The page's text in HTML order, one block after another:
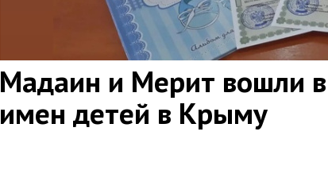
Мадаин и Мерит вошли
имен детей в Крыму